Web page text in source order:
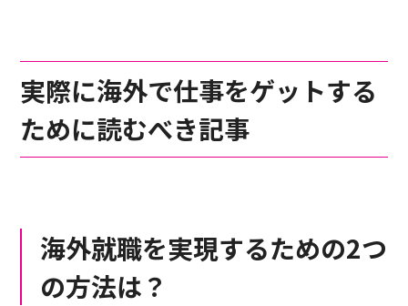
実際に海外で仕事をゲットする
ために読むべき記事
海外就職を実現するための2つ
の方法は？